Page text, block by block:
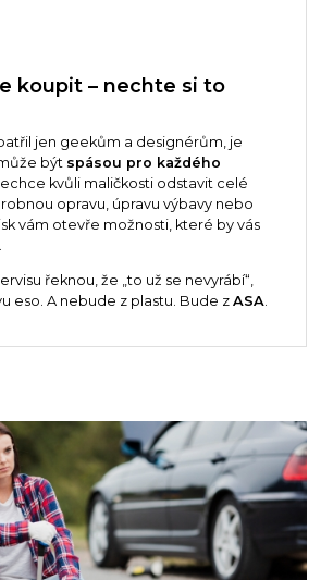
koupit – nechte si to
jen geekům a designérům, je
být spásou pro každého
kvůli maličkosti odstavit celé
opravu, úpravu výbavy nebo
vám otevře možnosti, které by vás
řeknou, že „to už se nevyrábí“,
eso. A nebude z plastu. Bude z ASA.